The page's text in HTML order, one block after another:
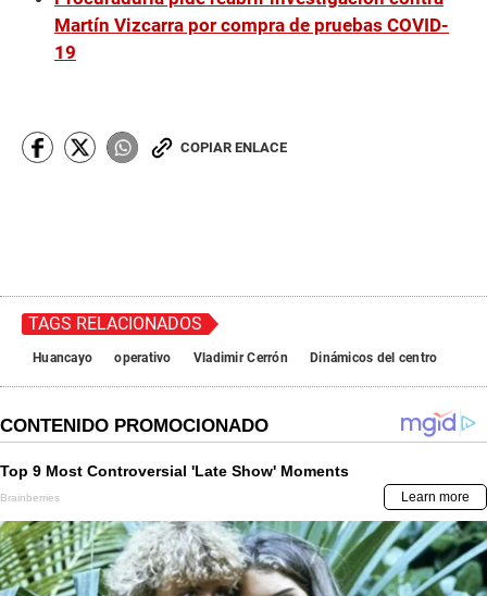
Martín Vizcarra por compra de pruebas COVID-
19
COPIAR ENLACE
TAGS RELACIONADOS
Huancayo operativo Vladimir Cerrón Dinámicos del centro